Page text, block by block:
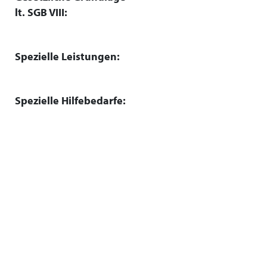
lt. SGB VIII:
Spezielle Leistungen:
Spezielle Hilfebedarfe: